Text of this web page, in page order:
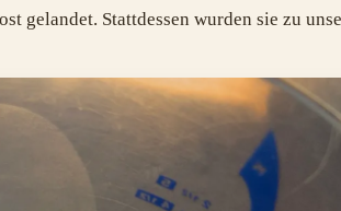
gelandet. Stattdessen wurden sie zu